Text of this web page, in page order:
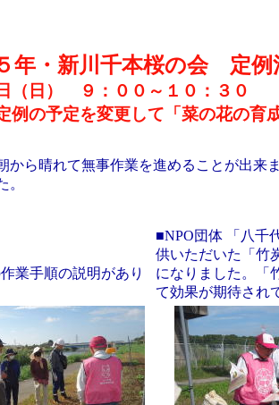
年・新川千本桜の会 定例
日（日） ９：００～１０：３
例の予定を変更して「菜の花の育
から晴れて無事作業を進めることが出
。
業手順の説明があり
■NPO団体 「八千
供いただいた「竹
になりました。「
て効果が期待され